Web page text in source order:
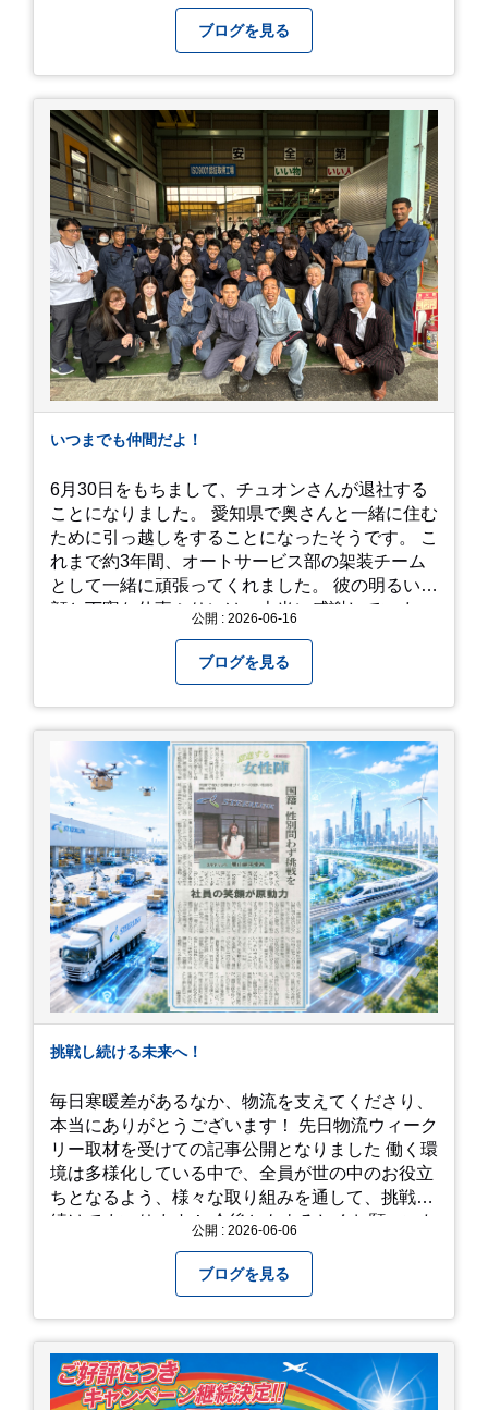
め尽くす「あじさい」 服部農園あじさい屋敷の魅
力は、なんといってもそのスケール感。約18,000
平方メートルの広大な敷地に、なんと250種類以
上・約20,000株ものアジサイが植えられていま
す。 山肌を埋め尽くすように咲き誇るブルー、ピ
ンク、紫のアジサイは圧巻の一言。 歩道が整備さ
れているので、アジサイの中に囲まれるような感
覚で散策を楽しめます。 写真好きにはたまらない
「フォトジェニック」な景色 あじさい屋敷は、ど
こを切り取っても絵になる場所ばかり。 高い場所
からの眺望: 敷地が高い位置にあるため、あじさ
い越しに広がる茂原の景色を一望できます。 小道
での撮影: アジサイの小道を歩いている後ろ姿
は、とても幻想的で素敵な写真になりますよ。 梅
雨の季節特有の「しっとりと濡れたアジサイ」も
素敵ですし、晴れた日の「キラキラした光を浴び
たアジサイ」も最高です。ぜひカメラを持って出
やすい靴で: 山の斜面を利用した農園ですので、
歩き慣れた靴で行くのが安心です。 雨対策: 雨上
がりは足元が少し滑りやすくなることがありま
す。タオルや雨具を用意しておくと安心ですね。
開花時期のチェック: その年の気候によって見頃
が少し前後します。出かける前に必ず公式情報や
SNSで見頃を確認しましょう！ おわりに 梅雨の
時期を「我慢する期間」から「お出かけを楽しむ
期間」に変えてくれる、そんな素敵な場所です。
いです！
ブログを見る
いつまでも仲間だよ！
6月30日をもちまして、チュオンさんが退社する
ことになりました。 愛知県で奥さんと一緒に住む
ために引っ越しをすることになったそうです。 こ
れまで約3年間、オートサービス部の架装チーム
として一緒に頑張ってくれました。 彼の明るい笑
顔と丁寧な仕事ぶりには、本当に感謝していま
撮影した記念写真を添付します。 チュオンさんの
今後のご活躍と新しいスタートを、みんなで応援
しましょう！ チュオンさん、今まで本当にありが
とうございました！
公開 : 2026-06-16
ブログを見る
挑戦し続ける未来へ！
毎日寒暖差があるなか、物流を支えてくださり、
本当にありがとうございます！ 先日物流ウィーク
リー取材を受けての記事公開となりました 働く環
境は多様化している中で、全員が世の中のお役立
ちとなるよう、様々な取り組みを通して、挑戦を
続けてまいります！ 今後ともよろしくお願いいた公開 : 2026-06-06
ブログを見る